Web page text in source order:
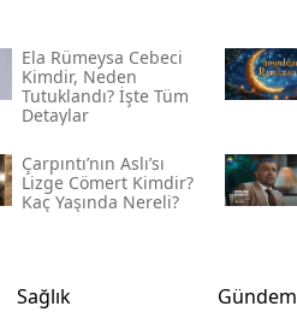
Ela Rümeysa Cebeci
Kimdir, Neden
Tutuklandı? İşte Tüm
Detaylar
Çarpıntı’nın Aslı’sı
Lizge Cömert Kimdir?
Kaç Yaşında Nereli?
Sağlık
Gündem